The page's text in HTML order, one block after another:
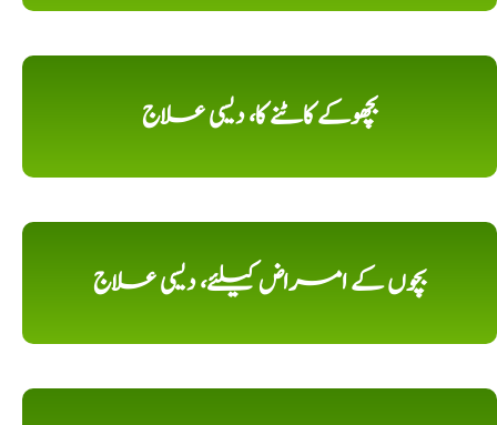
بچھوکے کاٹنے کا، دیسی علاج
بچوں کے امراض کیلئے، دیسی علاج